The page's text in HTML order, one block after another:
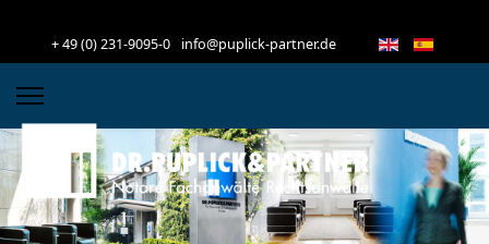
+ 49 (0) 231-9095-0 info@puplick-partner.de